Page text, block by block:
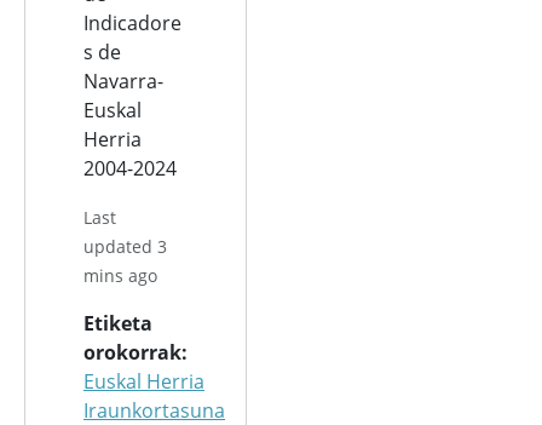
Indicadore
s de
Navarra-
Euskal
Herria
2004-2024
Last
updated 3
mins ago
Etiketa
orokorrak
Euskal Herria
Iraunkortasuna